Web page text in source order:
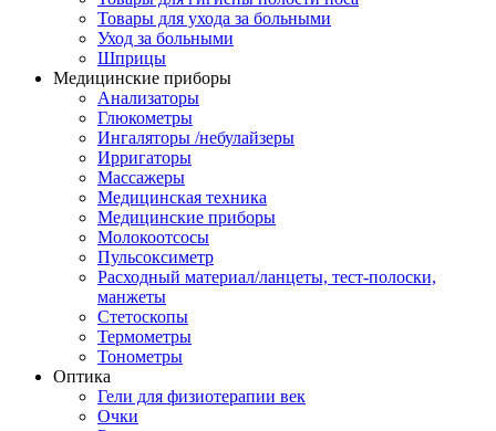
Товары для ухода за больными
Уход за больными
Шприцы
Медицинские приборы
Анализаторы
Глюкометры
Ингаляторы /небулайзеры
Ирригаторы
Массажеры
Медицинская техника
Медицинские приборы
Молокоотсосы
Пульсоксиметр
Расходный материал/ланцеты, тест-полоски,
манжеты
Стетоскопы
Термометры
Тонометры
Оптика
Гели для физиотерапии век
Очки